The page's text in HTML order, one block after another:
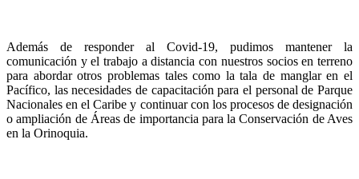
Además de responder al Covid-19, pudimos mantener la
comunicación y el trabajo a distancia con nuestros socios en terreno
para abordar otros problemas tales como la tala de manglar en el
Pacífico, las necesidades de capacitación para el personal de Parque
Nacionales en el Caribe y continuar con los procesos de designación
o ampliación de Áreas de importancia para la Conservación de Aves
en la Orinoquia.